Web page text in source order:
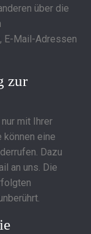
über die
E-Mail-Adressen
zur
mit Ihrer
können eine
Dazu
an uns. Die